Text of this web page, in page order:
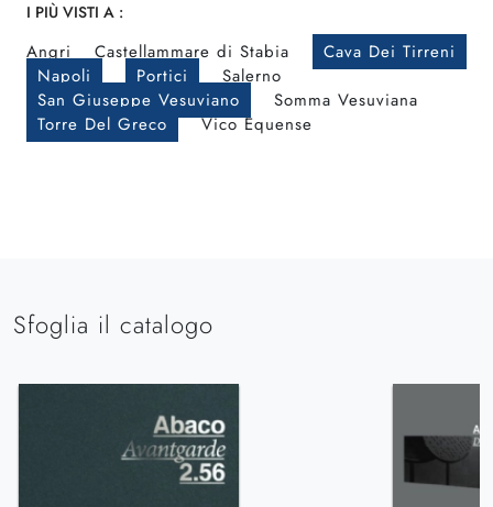
I PIÙ VISTI A :
Angri Castellammare di Stabia
Cava Dei Tirreni
Napoli
Portici
Salerno
San Giuseppe Vesuviano
Somma Vesuviana
Torre Del Greco
Vico Equense
Sfoglia il catalogo